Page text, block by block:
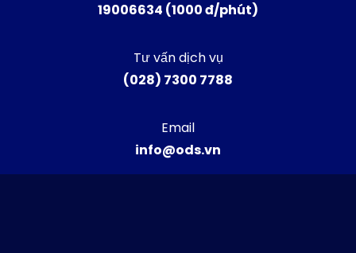
19006634 (1000 đ/phút)
Tư vấn dịch vụ
(028) 7300 7788
Email
info@ods.vn